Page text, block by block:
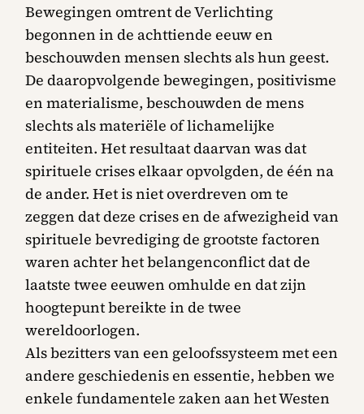
Bewegingen omtrent de Verlichting
begonnen in de achttiende eeuw en
beschouwden mensen slechts als hun geest.
De daaropvolgende bewegingen, positivisme
en materialisme, beschouwden de mens
slechts als materiële of lichamelijke
entiteiten. Het resultaat daarvan was dat
spirituele crises elkaar opvolgden, de één na
de ander. Het is niet overdreven om te
zeggen dat deze crises en de afwezigheid van
spirituele bevrediging de grootste factoren
waren achter het belangenconflict dat de
laatste twee eeuwen omhulde en dat zijn
hoogtepunt bereikte in de twee
wereldoorlogen.
Als bezitters van een geloofssysteem met een
andere geschiedenis en essentie, hebben we
enkele fundamentele zaken aan het Westen